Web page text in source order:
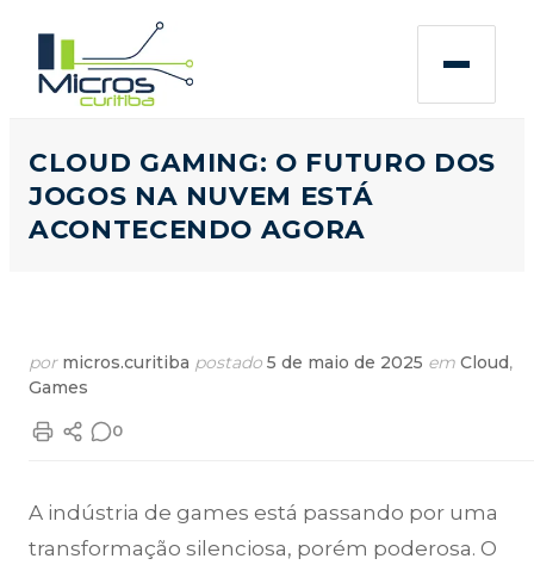
CLOUD GAMING: O FUTURO DOS
JOGOS NA NUVEM ESTÁ
ACONTECENDO AGORA
por micros.curitiba postado 5 de maio de 2025 em Cloud,
Games
0
A indústria de games está passando por uma
transformação silenciosa, porém poderosa. O